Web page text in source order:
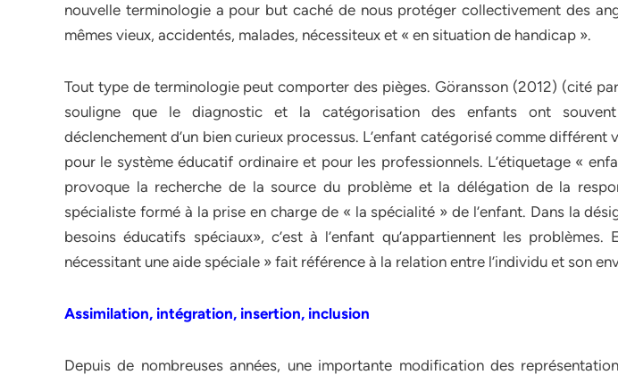
nouvelle terminologie a pour but caché de nous protéger collectivement des
mêmes vieux, accidentés, malades, nécessiteux et « en situation de handicap ».
Tout type de terminologie peut comporter des pièges. Göransson (2012) (cité
souligne que le diagnostic et la catégorisation des enfants ont
déclenchement d’un bien curieux processus. L’enfant catégorisé comme
pour le système éducatif ordinaire et pour les professionnels. L’étiquetage «
provoque la recherche de la source du problème et la délégation de la
spécialiste formé à la prise en charge de « la spécialité » de l’enfant. Dans la
besoins éducatifs spéciaux», c’est à l’enfant qu’appartiennent les problèmes.
nécessitant une aide spéciale » fait référence à la relation entre l’individu et son
Assimilation, intégration, insertion, inclusion
Depuis de nombreuses années, une importante modification des